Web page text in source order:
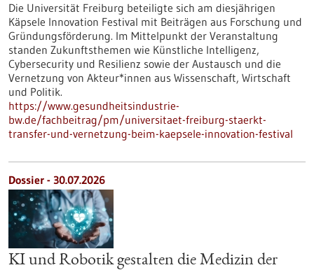
Die Universität Freiburg beteiligte sich am diesjährigen
Käpsele Innovation Festival mit Beiträgen aus Forschung und
Gründungsförderung. Im Mittelpunkt der Veranstaltung
standen Zukunftsthemen wie Künstliche Intelligenz,
Cybersecurity und Resilienz sowie der Austausch und die
Vernetzung von Akteur*innen aus Wissenschaft, Wirtschaft
und Politik.
https://www.gesundheitsindustrie-
bw.de/fachbeitrag/pm/universitaet-freiburg-staerkt-
transfer-und-vernetzung-beim-kaepsele-innovation-festival
Dossier - 30.07.2026
KI und Robotik gestalten die Medizin der